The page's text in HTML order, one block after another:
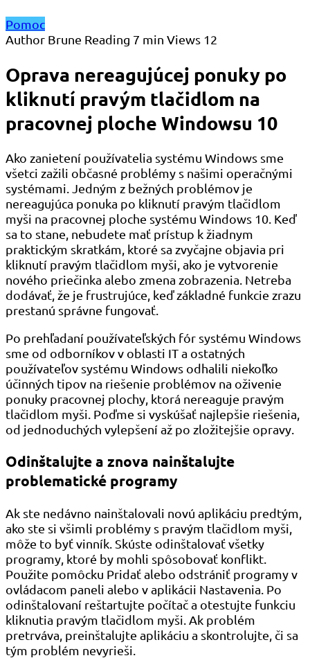
Pomoc
Author Brune Reading 7 min Views 12
Oprava nereagujúcej ponuky po
kliknutí pravým tlačidlom na
pracovnej ploche Windowsu 10
Ako zanietení používatelia systému Windows sme
všetci zažili občasné problémy s našimi operačnými
systémami. Jedným z bežných problémov je
nereagujúca ponuka po kliknutí pravým tlačidlom
myši na pracovnej ploche systému Windows 10. Keď
sa to stane, nebudete mať prístup k žiadnym
praktickým skratkám, ktoré sa zvyčajne objavia pri
kliknutí pravým tlačidlom myši, ako je vytvorenie
nového priečinka alebo zmena zobrazenia. Netreba
dodávať, že je frustrujúce, keď základné funkcie zrazu
prestanú správne fungovať.
Po prehľadaní používateľských fór systému Windows
sme od odborníkov v oblasti IT a ostatných
používateľov systému Windows odhalili niekoľko
účinných tipov na riešenie problémov na oživenie
ponuky pracovnej plochy, ktorá nereaguje pravým
tlačidlom myši. Poďme si vyskúšať najlepšie riešenia,
od jednoduchých vylepšení až po zložitejšie opravy.
Odinštalujte a znova nainštalujte
problematické programy
Ak ste nedávno nainštalovali novú aplikáciu predtým,
ako ste si všimli problémy s pravým tlačidlom myši,
môže to byť vinník. Skúste odinštalovať všetky
programy, ktoré by mohli spôsobovať konflikt.
Použite pomôcku Pridať alebo odstrániť programy v
ovládacom paneli alebo v aplikácii Nastavenia. Po
odinštalovaní reštartujte počítač a otestujte funkciu
kliknutia pravým tlačidlom myši. Ak problém
pretrváva, preinštalujte aplikáciu a skontrolujte, či sa
tým problém nevyrieši.